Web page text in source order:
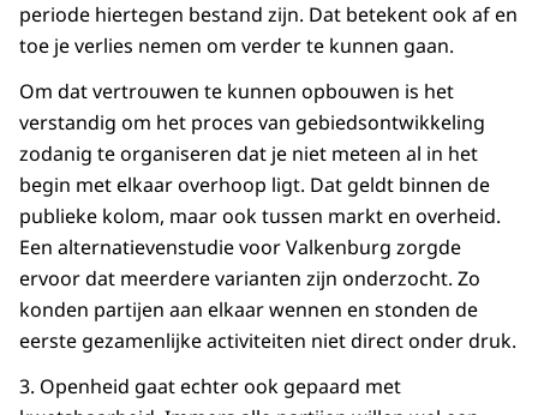
periode hiertegen bestand zijn. Dat betekent ook af en
toe je verlies nemen om verder te kunnen gaan.
Om dat vertrouwen te kunnen opbouwen is het
verstandig om het proces van gebiedsontwikkeling
zodanig te organiseren dat je niet meteen al in het
begin met elkaar overhoop ligt. Dat geldt binnen de
publieke kolom, maar ook tussen markt en overheid.
Een alternatievenstudie voor Valkenburg zorgde
ervoor dat meerdere varianten zijn onderzocht. Zo
konden partijen aan elkaar wennen en stonden de
eerste gezamenlijke activiteiten niet direct onder druk.
3. Openheid gaat echter ook gepaard met